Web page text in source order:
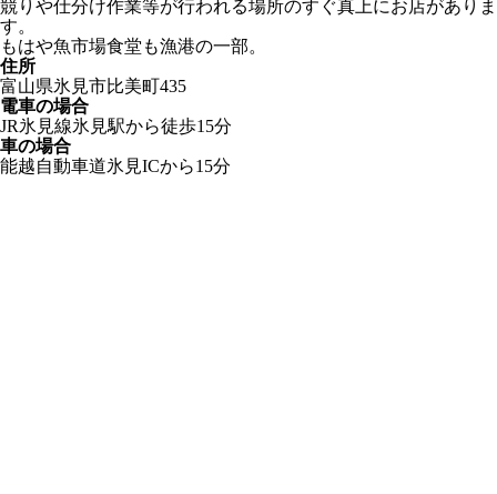
競りや仕分け作業等が行われる場所のすぐ真上にお店がありま
す。
もはや魚市場食堂も漁港の一部。
住所
富山県氷見市比美町435
電車の場合
JR氷見線氷見駅から徒歩15分
車の場合
能越自動車道氷見ICから15分